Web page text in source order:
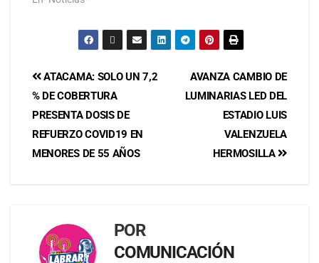
AVANZA CAMBIO DE
LUMINARIAS LED DEL
ESTADIO LUIS
VALENZUELA
HERMOSILLA
ATACAMA: SOLO UN 7,2
% DE COBERTURA
PRESENTA DOSIS DE
REFUERZO COVID19 EN
MENORES DE 55 AÑOS
POR
COMUNICACIÓN